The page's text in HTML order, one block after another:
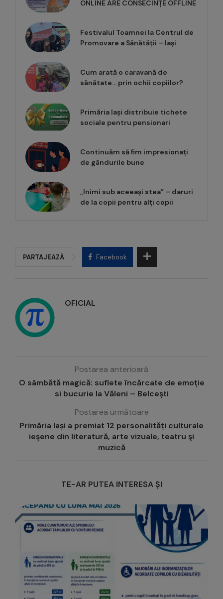
ONLINE ARE CONSECINȚE OFFLINE
Festivalul Toamnei la Centrul de
Promovare a Sănătății – Iași
Cum arată o caravană de
sănătate… prin ochii copiilor?
Primăria Iași distribuie tichete
sociale pentru pensionari
Continuăm să fim impresionați
de gândurile bune
„Inimi sub aceeași stea” – daruri
de la copii pentru alți copii
PARTAJEAZĂ Facebook
OFICIAL
Postarea anterioară
O sâmbătă magică: suflete încărcate de emoție
si bucurie la Văleni – Belcești
Postarea următoare
Primăria Iași a premiat 12 personalități culturale
ieşene din literatură, arte vizuale, teatru şi
muzică
TE-AR PUTEA INTERESA ȘI